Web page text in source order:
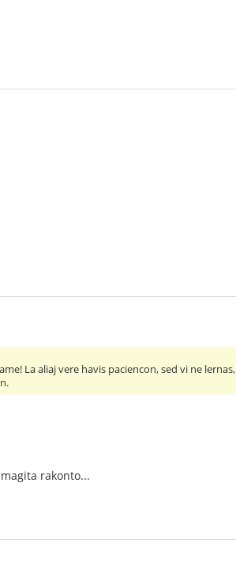
La aliaj vere havis paciencon, sed vi ne lernas,
rakonto...